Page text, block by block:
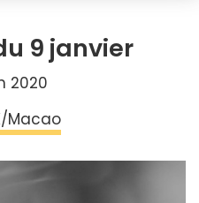
9 janvier
2020
Macao